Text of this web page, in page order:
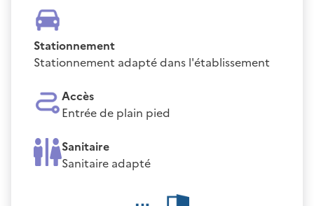
Stationnement
Stationnement adapté dans l'établissement
Accès
Entrée de plain pied
Sanitaire
Sanitaire adapté